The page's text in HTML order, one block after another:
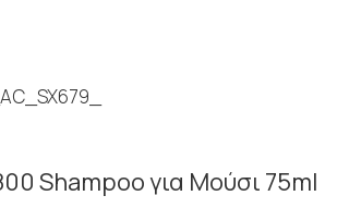
Shampoo για Μούσι 75ml